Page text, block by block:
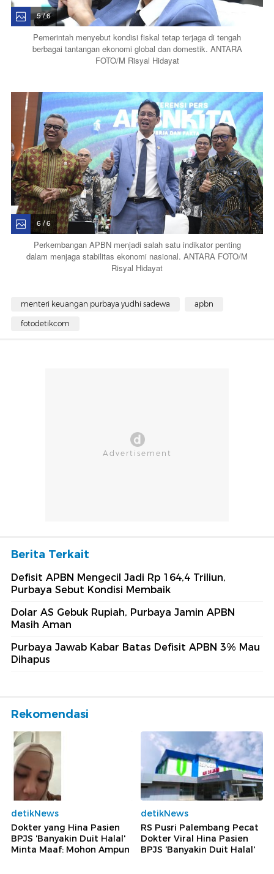
5 / 6
Pemerintah menyebut kondisi fiskal tetap terjaga di tengah
berbagai tantangan ekonomi global dan domestik. ANTARA
FOTO/M Risyal Hidayat
6 / 6
Perkembangan APBN menjadi salah satu indikator penting
dalam menjaga stabilitas ekonomi nasional. ANTARA FOTO/M
Risyal Hidayat
menteri keuangan purbaya yudhi sadewa apbn
fotodetikcom
Berita Terkait
Defisit APBN Mengecil Jadi Rp 164,4 Triliun,
Purbaya Sebut Kondisi Membaik
Dolar AS Gebuk Rupiah, Purbaya Jamin APBN
Masih Aman
Purbaya Jawab Kabar Batas Defisit APBN 3% Mau
Dihapus
Rekomendasi
detikNews
Dokter yang Hina Pasien
BPJS 'Banyakin Duit Halal'
Minta Maaf: Mohon Ampun
detikNews
RS Pusri Palembang Pecat
Dokter Viral Hina Pasien
BPJS 'Banyakin Duit Halal'